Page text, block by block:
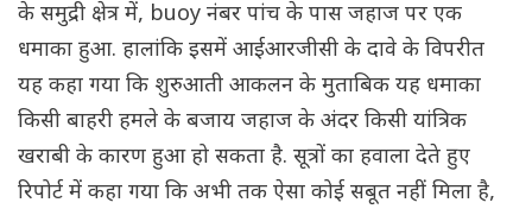
के समुद्री क्षेत्र में, buoy नंबर पांच के पास जहाज पर एक
धमाका हुआ. हालांकि इसमें आईआरजीसी के दावे के विपरीत
यह कहा गया कि शुरुआती आकलन के मुताबिक यह धमाका
किसी बाहरी हमले के बजाय जहाज के अंदर किसी यांत्रिक
खराबी के कारण हुआ हो सकता है. सूत्रों का हवाला देते हुए
रिपोर्ट में कहा गया कि अभी तक ऐसा कोई सबूत नहीं मिला है,